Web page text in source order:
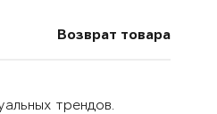
Возврат товара
трендов.